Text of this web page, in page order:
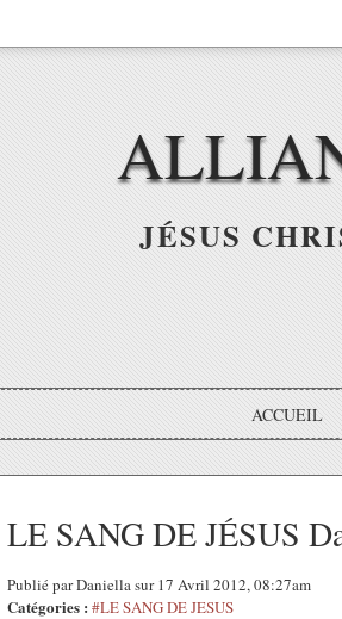
JÉSUS
ACCUEIL
LE SANG DE JÉSUS
Publié par Daniella sur 17 Avril 2012, 08:27am
Catégories : #LE SANG DE JESUS